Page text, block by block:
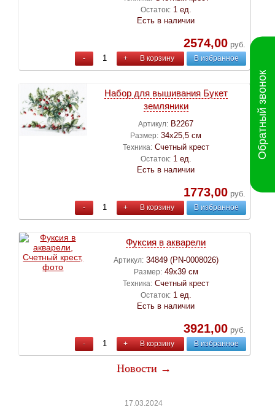
Остаток: 1 ед.
Есть в наличии
2574,00руб.
- + В корзину В избранное
Набор для вышивания Букет
земляники
Артикул: B2267
Размер: 34х25,5 см
Техника: Счетный крест
Остаток: 1 ед.
Есть в наличии
1773,00руб.
- + В корзину В избранное
Фуксия в акварели
Артикул: 34849 (PN-0008026)
Размер: 49х39 см
Техника: Счетный крест
Остаток: 1 ед.
Есть в наличии
3921,00руб.
- + В корзину В избранное
Новости →
17.03.2024
Обратный звонок